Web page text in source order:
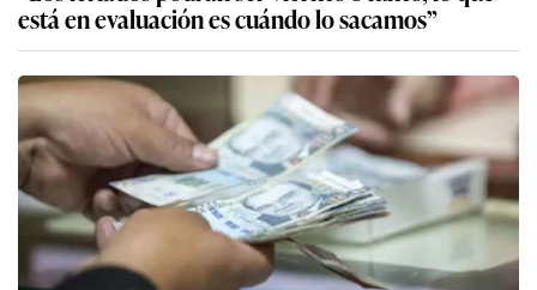
está en evaluación es cuándo lo sacamos”